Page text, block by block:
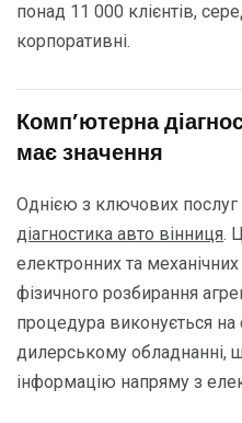
понад 11 000 клієнтів,
корпоративні.
Комп’ютерна
має значення
Однією з ключових послуг
діагностика авто вінниця.
електронних та
фізичного розбирання
процедура виконується
дилерському обладнанні,
інформацію напряму з